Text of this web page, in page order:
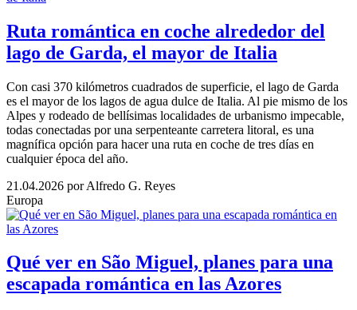
Ruta romántica en coche alrededor del
lago de Garda, el mayor de Italia
Con casi 370 kilómetros cuadrados de superficie, el lago de Garda
es el mayor de los lagos de agua dulce de Italia. Al pie mismo de los
Alpes y rodeado de bellísimas localidades de urbanismo impecable,
todas conectadas por una serpenteante carretera litoral, es una
magnífica opción para hacer una ruta en coche de tres días en
cualquier época del año.
21.04.2026 por Alfredo G. Reyes
Europa
Qué ver en São Miguel, planes para una
escapada romántica en las Azores